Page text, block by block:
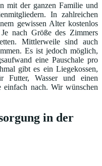
mit der ganzen Familie und
In zahlreichen
gewissen Alter kostenlos
nach Größe des Zimmers
Mittlerweile sind auch
Es ist jedoch möglich,
eine Pauschale pro
gibt es ein Liegekossen,
Futter, Wasser und einen
einfach nach. Wir wünschen
in der